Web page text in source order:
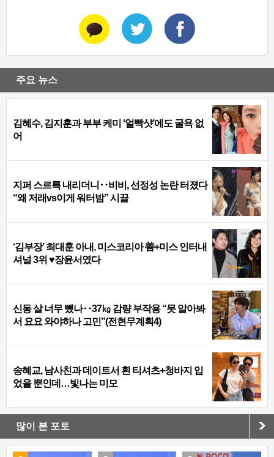
주요 뉴스
김혜수, 김지훈과 부부 케미 ‘얼빡샷’에도 굴욕 없
어
지퍼 스르륵 내리더니‥비비, 선정성 논란 터졌다
“왜 저래vs이게 워터밤” 시끌
‘김부장’ 최대훈 아내, 미스코리아 善+미스 인터내
셔널 3위 ♥장윤서였다
신동 살 너무 뺐나‥37㎏ 감량 부작용 “못 알아봐
서 요요 와야하나 고민”(전현무계획4)
송혜교, 남사친과 데이트서 흰 티셔츠+청바지 입
었을 뿐인데…빛나는 미모
많이 본 포토